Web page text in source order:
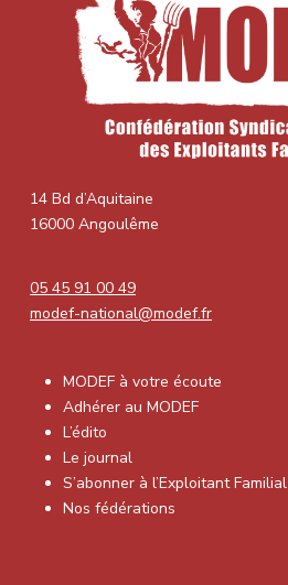
14 Bd d’Aquitaine
16000 Angoulême
05 45 91 00 49
modef-national@modef.fr
MODEF à votre écoute
Adhérer au MODEF
L’édito
Le journal
S’abonner à l’Exploitant Familial
Nos fédérations